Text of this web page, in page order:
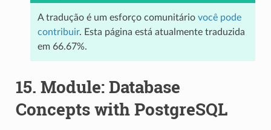
A tradução é um esforço comunitário você pode
contribuir. Esta página está atualmente traduzida
em 66.67%.
15. Module: Database
Concepts with PostgreSQL